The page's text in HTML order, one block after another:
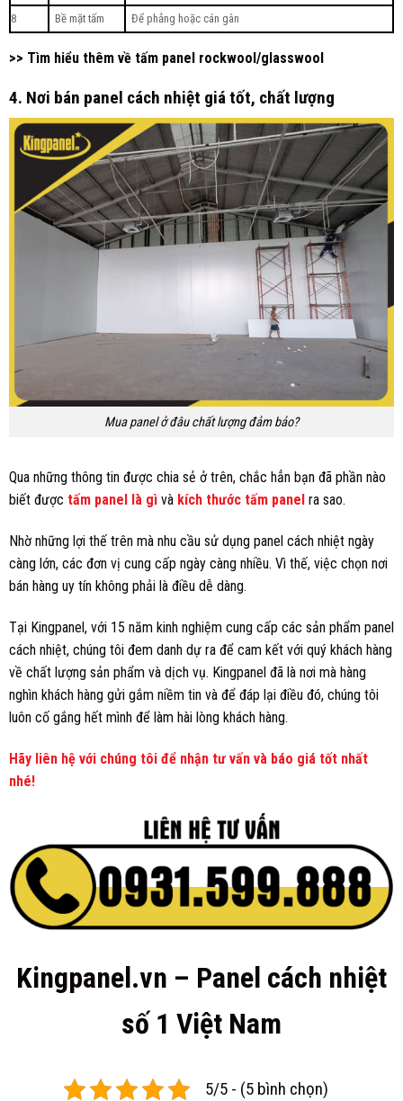
8
Bề mặt tấm Để phẳng hoặc cán gân
>> Tìm hiểu thêm về tấm panel rockwool/glasswool
4. Nơi bán panel cách nhiệt giá tốt, chất lượng
Mua panel ở đâu chất lượng đảm bảo?
Qua những thông tin được chia sẻ ở trên, chắc hẳn bạn đã phần nào
biết được tấm panel là gì và kích thước tấm panel ra sao.
Nhờ những lợi thế trên mà nhu cầu sử dụng panel cách nhiệt ngày
càng lớn, các đơn vị cung cấp ngày càng nhiều. Vì thế, việc chọn nơi
bán hàng uy tín không phải là điều dễ dàng.
Tại Kingpanel, với 15 năm kinh nghiệm cung cấp các sản phẩm panel
cách nhiệt, chúng tôi đem danh dự ra để cam kết với quý khách hàng
về chất lượng sản phẩm và dịch vụ. Kingpanel đã là nơi mà hàng
nghìn khách hàng gửi gắm niềm tin và để đáp lại điều đó, chúng tôi
luôn cố gắng hết mình để làm hài lòng khách hàng.
Hãy liên hệ với chúng tôi để nhận tư vấn và báo giá tốt nhất
nhé!
Kingpanel.vn – Panel cách nhiệt
số 1 Việt Nam
5/5 - (5 bình chọn)